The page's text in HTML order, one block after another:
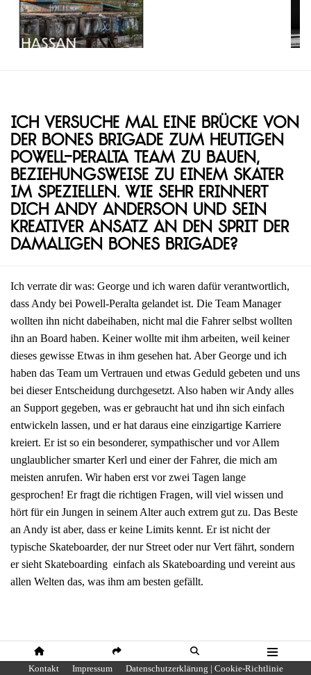
HOME SHARE SUCHE MENÜ
Ich versuche mal eine Brücke von
der Bones Brigade zum heutigen
Powell-Peralta Team zu bauen,
beziehungsweise zu einem Skater
im Speziellen. Wie sehr erinnert
dich Andy Anderson und sein
kreativer Ansatz an den Sprit der
damaligen Bones Brigade?
Ich verrate dir was: George und ich waren dafür verantwortlich,
dass Andy bei Powell-Peralta gelandet ist. Die Team Manager
wollten ihn nicht dabeihaben, nicht mal die Fahrer selbst wollten
ihn an Board haben. Keiner wollte mit ihm arbeiten, weil keiner
dieses gewisse Etwas in ihm gesehen hat. Aber George und ich
haben das Team um Vertrauen und etwas Geduld gebeten und uns
bei dieser Entscheidung durchgesetzt. Also haben wir Andy alles
an Support gegeben, was er gebraucht hat und ihn sich einfach
entwickeln lassen, und er hat daraus eine einzigartige Karriere
kreiert. Er ist so ein besonderer, sympathischer und vor Allem
unglaublicher smarter Kerl und einer der Fahrer, die mich am
meisten anrufen. Wir haben erst vor zwei Tagen lange
gesprochen! Er fragt die richtigen Fragen, will viel wissen und
hört für ein Jungen in seinem Alter auch extrem gut zu. Das Beste
an Andy ist aber, dass er keine Limits kennt. Er ist nicht der
typische Skateboarder, der nur Street oder nur Vert fährt, sondern
er sieht Skateboarding einfach als Skateboarding und vereint aus
allen Welten das, was ihm am besten gefällt.
Kontakt Impressum Datenschutzerklärung | Cookie-Richtlinie